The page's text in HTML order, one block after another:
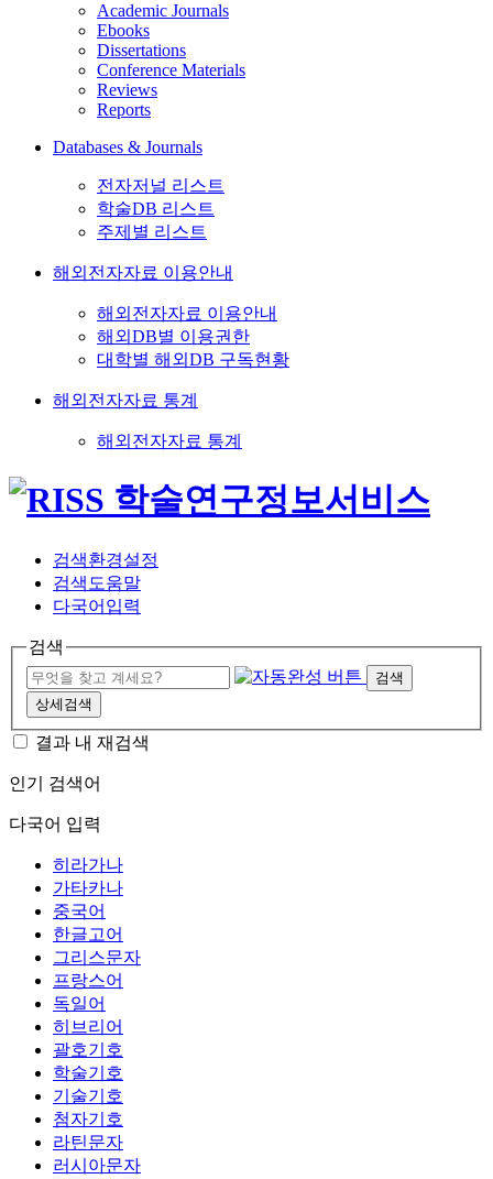
Academic Journals
Ebooks
Dissertations
Conference Materials
Reviews
Reports
Databases & Journals
전자저널 리스트
학술DB 리스트
주제별 리스트
해외전자자료 이용안내
해외전자자료 이용안내
해외DB별 이용권한
대학별 해외DB 구독현황
해외전자자료 통계
해외전자자료 통계
검색환경설정
검색도움말
다국어입력
검색
검색
상세검색
결과 내 재검색
인기 검색어
다국어 입력
히라가나
가타카나
중국어
한글고어
그리스문자
프랑스어
독일어
히브리어
괄호기호
학술기호
기술기호
첨자기호
라틴문자
러시아문자